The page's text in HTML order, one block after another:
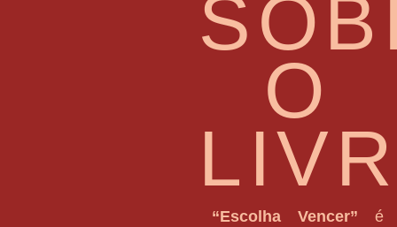
O
“Escolha Vencer” é